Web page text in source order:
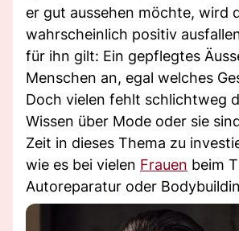
er gut aussehen möchte, wird
wahrscheinlich positiv
für ihn gilt: Ein gepflegtes
Menschen an, egal welches
Doch vielen fehlt schlichtweg
Wissen über Mode oder sie
Zeit in dieses Thema zu
wie es bei vielen Frauen beim
Autoreparatur oder